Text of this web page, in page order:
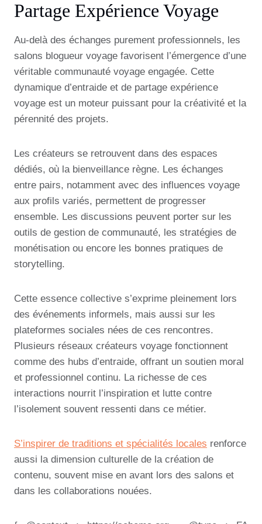
Partage Expérience Voyage
Au-delà des échanges purement professionnels, les
salons blogueur voyage favorisent l’émergence d’une
véritable communauté voyage engagée. Cette
dynamique d’entraide et de partage expérience
voyage est un moteur puissant pour la créativité et la
pérennité des projets.
Les créateurs se retrouvent dans des espaces
dédiés, où la bienveillance règne. Les échanges
entre pairs, notamment avec des influences voyage
aux profils variés, permettent de progresser
ensemble. Les discussions peuvent porter sur les
outils de gestion de communauté, les stratégies de
monétisation ou encore les bonnes pratiques de
storytelling.
Cette essence collective s’exprime pleinement lors
des événements informels, mais aussi sur les
plateformes sociales nées de ces rencontres.
Plusieurs réseaux créateurs voyage fonctionnent
comme des hubs d’entraide, offrant un soutien moral
et professionnel continu. La richesse de ces
interactions nourrit l’inspiration et lutte contre
l’isolement souvent ressenti dans ce métier.
S’inspirer de traditions et spécialités locales renforce
aussi la dimension culturelle de la création de
contenu, souvent mise en avant lors des salons et
dans les collaborations nouées.